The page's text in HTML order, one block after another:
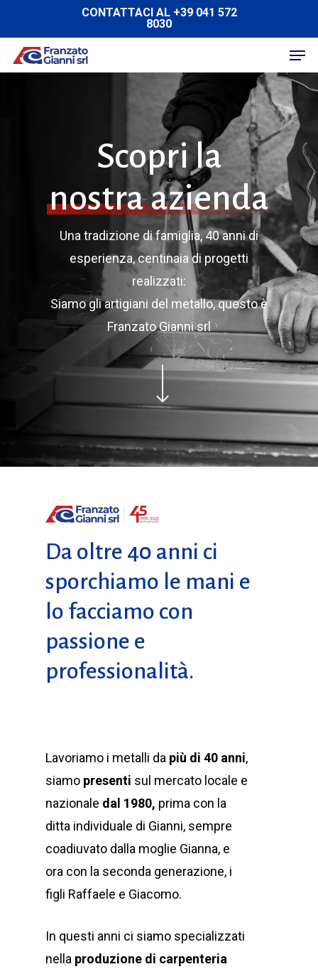
main
CONTATTACI AL +39 041 572
8030
Scopri la
nostra azienda
Una tradizione di famiglia, 40 anni di
esperienza, centinaia di progetti
realizzati:
Siamo gli artigiani del metallo, questo è
Franzato Gianni srl
Da oltre 40 anni ci
sporchiamo le mani e
lo facciamo con
passione e
professionalità.
Lavoriamo i metalli da più di 40 anni,
siamo presenti sul mercato locale e
nazionale dal 1980, prima con la
ditta individuale di Gianni, sempre
coadiuvato dalla moglie Gianna, e
ora con la seconda generazione, i
figli Raffaele e Giacomo.
In questi anni ci siamo specializzati
nella produzione di carpenteria